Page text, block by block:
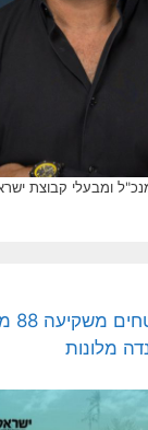
ומבעלי קבוצת
מלונות